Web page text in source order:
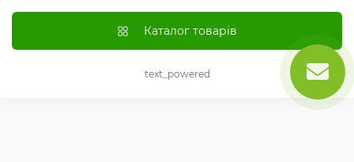
Оплата
Каталог товарів
text_powered